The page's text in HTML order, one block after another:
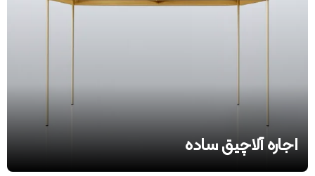
اجاره آلاچیق ساده